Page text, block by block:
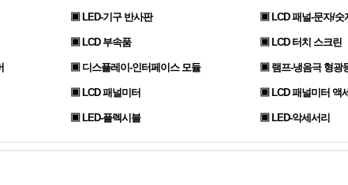
▣ LED-기구 반사판 ▣ LCD 패널-문자/숫
▣ LCD 부속품 ▣ LCD 터치 스크린
▣ 디스플레이-인터페이스 모듈 ▣ 램프-냉음극 형광
▣ LCD 패널미터 ▣ LCD 패널미터 액
▣ LED-플렉시블 ▣ LED-악세서리